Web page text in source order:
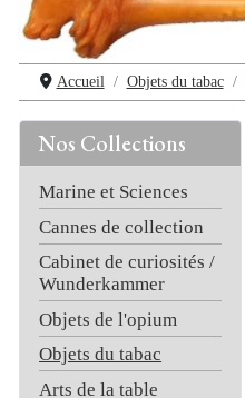
Accueil Objets du tabac
Nos Collections
Marine et Sciences
Cannes de collection
Cabinet de curiosités /
Wunderkammer
Objets de l'opium
Objets du tabac
Arts de la table